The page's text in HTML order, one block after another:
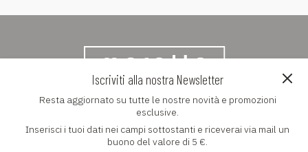
Iscriviti alla nostra Newsletter
Resta aggiornato su tutte le nostre novità e promozioni
esclusive.
Inserisci i tuoi dati nei campi sottostanti e riceverai via mail un
buono del valore di 5 €.
NEWSLETTER
Resta aggiornato su tutte le nostre novità e promozioni